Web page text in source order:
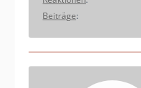
Beiträge